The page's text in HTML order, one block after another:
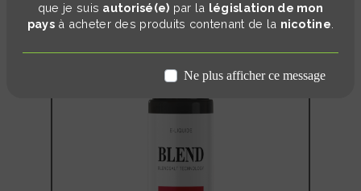
que je suis autorisé(e) par la législation de mon
pays à acheter des produits contenant de la nicotine
Ne plus afficher ce message